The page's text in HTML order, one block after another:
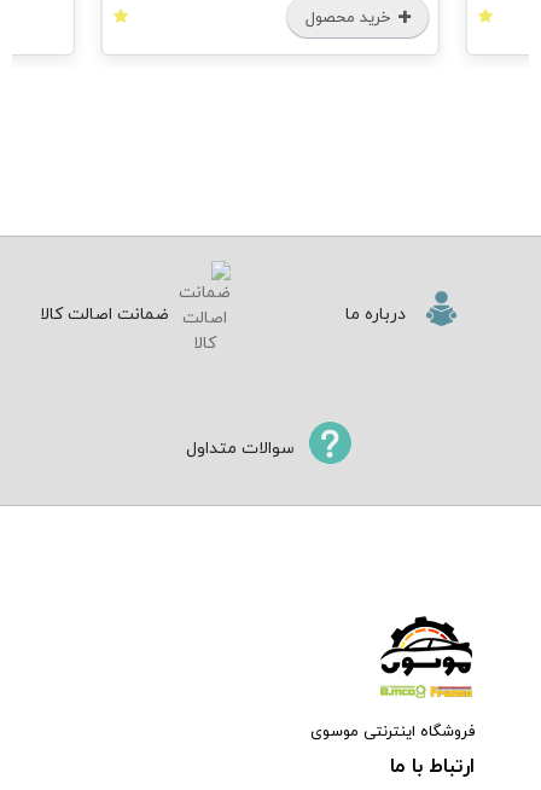
خرید محصول
درباره ما ضمانت اصالت کالا
سوالات متداول
فروشگاه اینترنتی موسوی
ارتباط با ما